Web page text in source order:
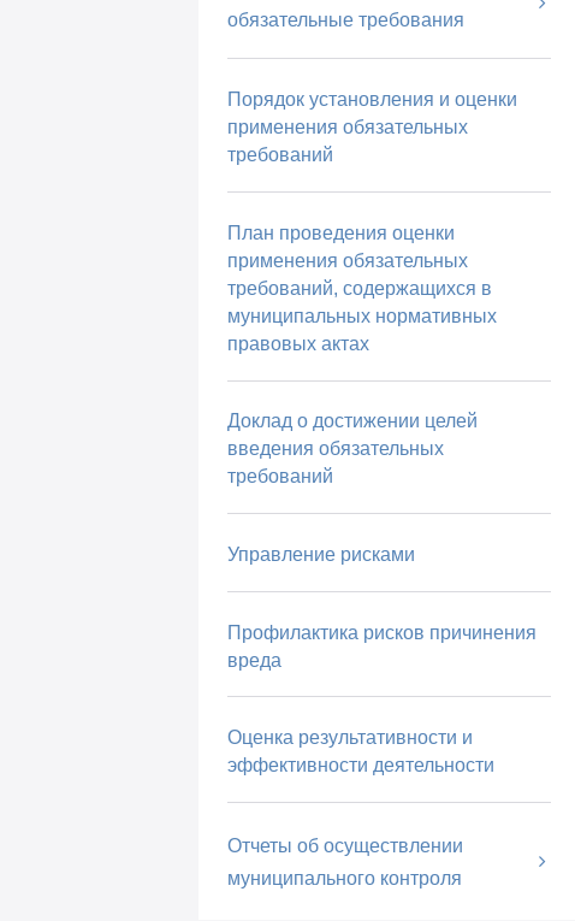
обязательные требования
Порядок установления и оценки
применения обязательных
требований
План проведения оценки
применения обязательных
требований, содержащихся в
муниципальных нормативных
правовых актах
Доклад о достижении целей
введения обязательных
требований
Управление рисками
Профилактика рисков причинения
вреда
Оценка результативности и
эффективности деятельности
Отчеты об осуществлении
муниципального контроля